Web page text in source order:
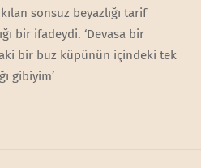
sonsuz beyazlığı tarif
bir ifadeydi. ‘Devasa bir
bir buz küpünün içindeki tek
gibiyim’